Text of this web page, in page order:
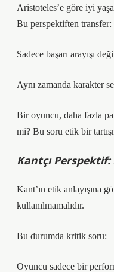
Aristoteles’e göre iyi
Bu perspektiften transfer:
Sadece başarı arayışı
Aynı zamanda karakter
Bir oyuncu, daha fazla
mi? Bu soru etik bir
Kantçı Perspektif:
Kant’ın etik anlayışına
kullanılmamalıdır.
Bu durumda kritik soru:
Oyuncu sadece bir